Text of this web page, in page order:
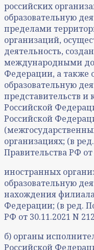
российских
образовательную
пределами
организаций,
деятельность,
международными
Федерации, а также
образовательную
представительств
Российской
Российской
организациях; (в
Правительства РФ от
иностранных
образовательную
нахождения
Федерации; (в ред.
РФ от 30.11.2021 N
б) органы
Российской